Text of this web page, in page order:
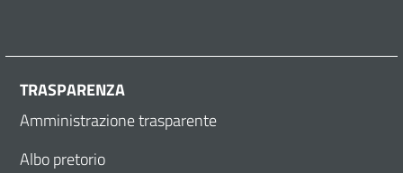
TRASPARENZA
Amministrazione trasparente
Albo pretorio